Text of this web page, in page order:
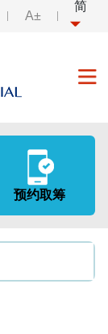
A±
简
预约取筹